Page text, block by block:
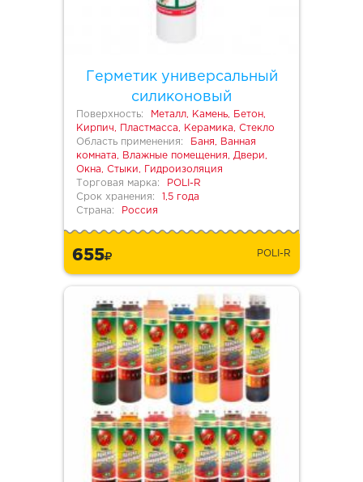
Герметик универсальный
силиконовый
Поверхность:
Металл, Камень, Бетон,
Кирпич, Пластмасса, Керамика, Стекло
Область применения:
Баня, Ванная
комната, Влажные помещения, Двери,
Окна, Стыки, Гидроизоляция
Торговая марка:
POLI-R
Срок хранения:
1,5 года
Страна:
Россия
655 POLI-R